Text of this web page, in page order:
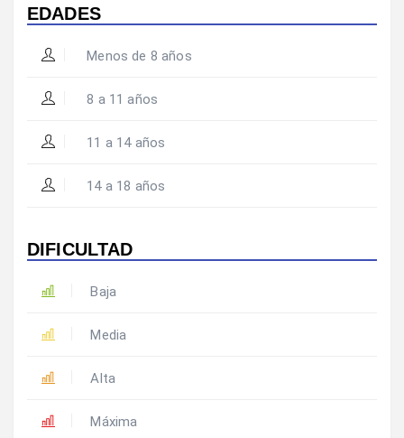
EDADES
Menos de 8 años
8 a 11 años
11 a 14 años
14 a 18 años
DIFICULTAD
Baja
Media
Alta
Máxima